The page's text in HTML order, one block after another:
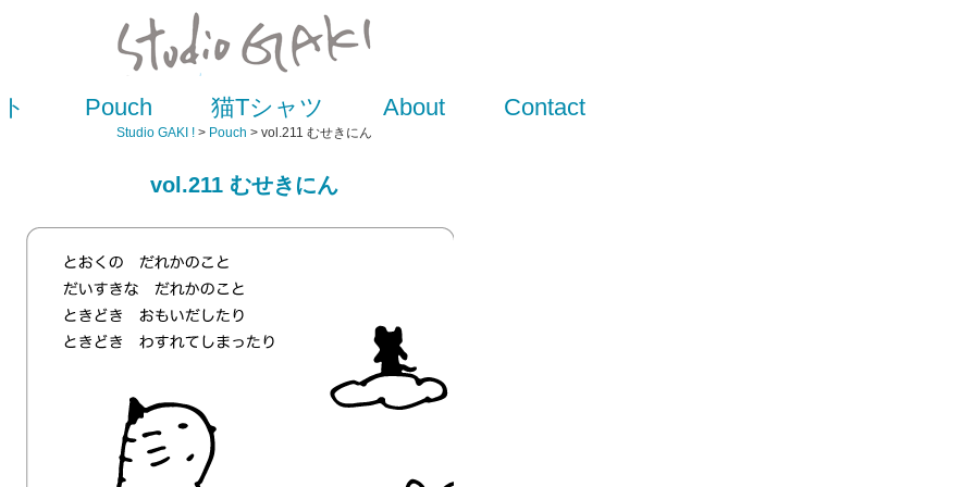
Pouch 猫Tシャツ About Contact
Studio GAKI !> Pouch > vol.211 むせきにん
vol.211 むせきにん